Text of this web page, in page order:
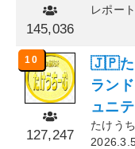
145,036
レポー
10
127,247
🇯🇵た
ラン
ュニ
たけう